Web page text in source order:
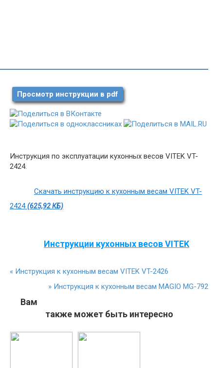
Просмотр инструкции в pdf
Инструкция по эксплуатации кухонных весов VITEK VT-
2424.
Скачать инструкцию к кухонным весам VITEK VT-
2424(625,92 КБ)
Инструкции кухонных весов VITEK
« Инструкция к кухонным весам VITEK VT-2426
» Инструкция к кухонным весам MAGIO MG-792
Вам
также может быть интересно